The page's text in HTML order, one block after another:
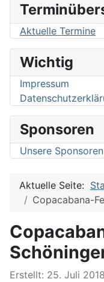
Aktuelle Termine
Wichtig
Impressum
Sponsoren
Unsere Sponsoren
Aktuelle Seite:
Copacabana-
Details
Erstellt: 25. Juli 2018